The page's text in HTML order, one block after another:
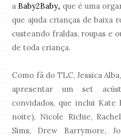
a Baby2Baby, que é uma
que ajuda crianças de baixa
custeando fraldas, roupas e
de toda criança.
Como fã do TLC, Jessica
apresentar um set
convidados, que inclui Kate
noite), Nicole Richie,
Sims, Drew Barrymore,